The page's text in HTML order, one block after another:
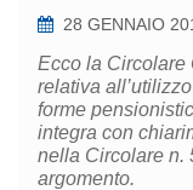
28 GENNAIO
Ecco la Circolare
relativa
forme
integra con
nella Circolare n.
argomento.